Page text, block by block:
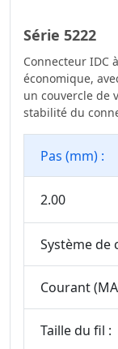
Série 5222
Connecteur IDC
économique,
un couvercle de
stabilité du
Pas (mm) :
2.00
Système de
Courant
Taille du fil :